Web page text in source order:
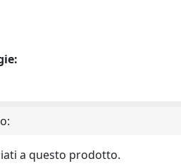
a questo prodotto.